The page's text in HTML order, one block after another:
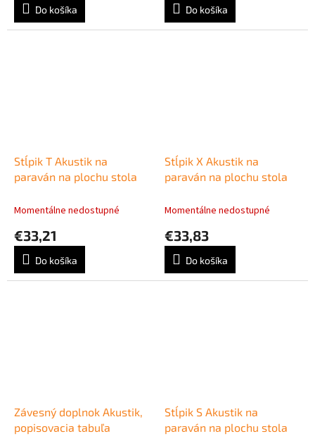
Do košíka Do košíka
Stĺpik T Akustik na
paraván na plochu stola
Momentálne nedostupné
€33,21
Do košíka
Stĺpik X Akustik na
paraván na plochu stola
Momentálne nedostupné
€33,83
Do košíka
Závesný doplnok Akustik,
popisovacia tabuľa
Stĺpik S Akustik na
paraván na plochu stola